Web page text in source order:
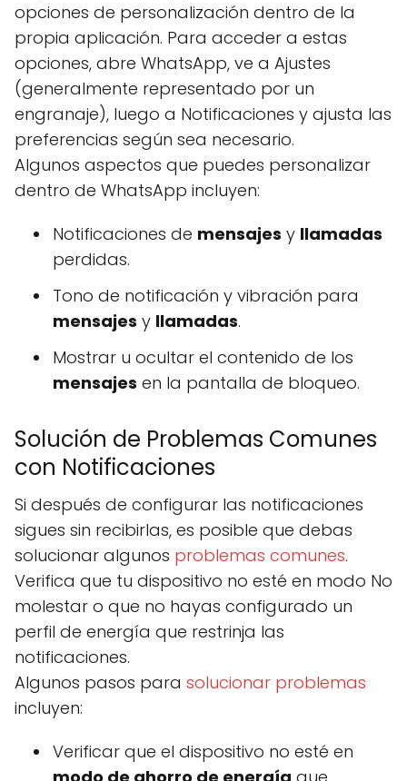
opciones de personalización dentro de la
propia aplicación. Para acceder a estas
opciones, abre WhatsApp, ve a Ajustes
(generalmente representado por un
engranaje), luego a Notificaciones y ajusta las
preferencias según sea necesario.
Algunos aspectos que puedes personalizar
dentro de WhatsApp incluyen:
Notificaciones de mensajes y llamadas
perdidas.
Tono de notificación y vibración para
mensajes y llamadas.
Mostrar u ocultar el contenido de los
mensajes en la pantalla de bloqueo.
Solución de Problemas Comunes
con Notificaciones
Si después de configurar las notificaciones
sigues sin recibirlas, es posible que debas
solucionar algunos problemas comunes.
Verifica que tu dispositivo no esté en modo No
molestar o que no hayas configurado un
perfil de energía que restrinja las
notificaciones.
Algunos pasos para solucionar problemas
incluyen:
Verificar que el dispositivo no esté en